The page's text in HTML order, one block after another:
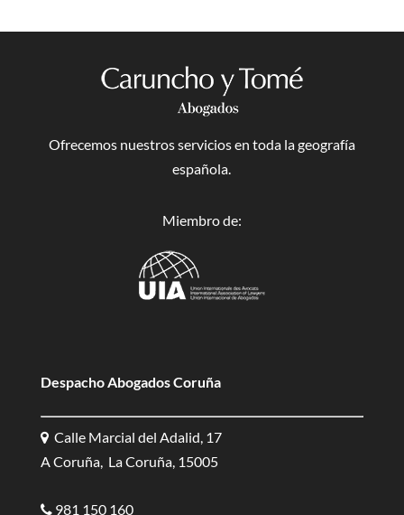
Ofrecemos nuestros servicios en toda la geografía
española.
Miembro de:
Despacho Abogados Coruña
Calle Marcial del Adalid, 17
A Coruña, La Coruña, 15005
981 150 160